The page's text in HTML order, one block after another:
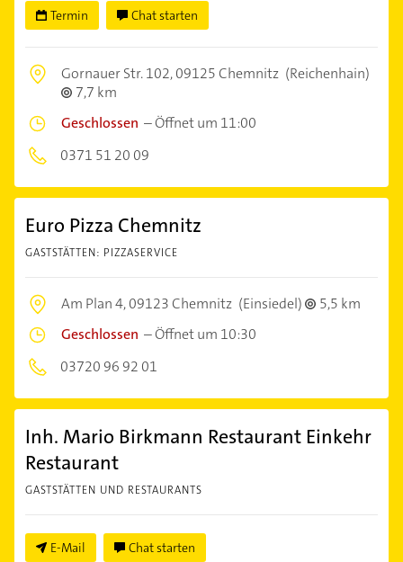
Termin Chat starten
Gornauer Str. 102,09125 Chemnitz (Reichenhain)
7,7 km
Geschlossen –Öffnet um 11:00
0371 51 20 09
Euro Pizza Chemnitz
GASTSTÄTTEN: PIZZASERVICE
Am Plan 4,09123 Chemnitz (Einsiedel)
5,5 km
Geschlossen –Öffnet um 10:30
03720 96 92 01
Inh. Mario Birkmann Restaurant Einkehr
Restaurant
GASTSTÄTTEN UND RESTAURANTS
E-Mail Chat starten